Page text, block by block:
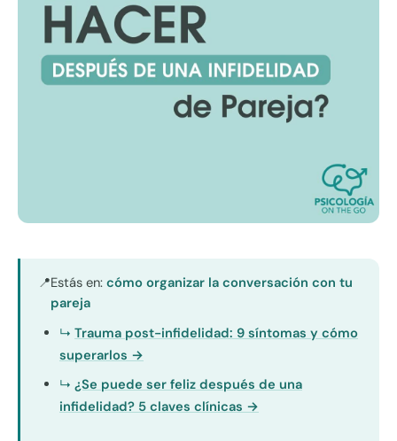
📍Estás en: cómo organizar la conversación con tu
pareja
Trauma post-infidelidad: 9 síntomas y cómo
superarlos →
¿Se puede ser feliz después de una
infidelidad? 5 claves clínicas →